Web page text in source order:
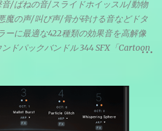
音/ばねの音/スライドホイッスル/動物
魔の声/叫び声/骨が砕ける音などドタ
ーに最適な422種類の効果音を高解像
ドパックバンドル 344 SFX「Cartoon